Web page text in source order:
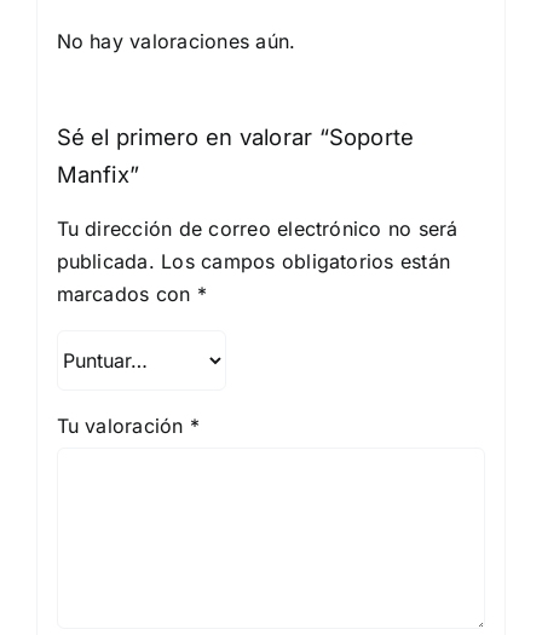
No hay valoraciones aún.
Sé el primero en valorar “Soporte
Manfix”
Tu dirección de correo electrónico no será
publicada. Los campos obligatorios están
marcados con *
Tu valoración *